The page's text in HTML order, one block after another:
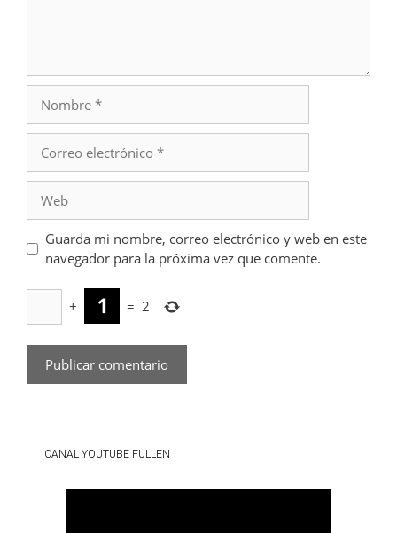
electrónico
Guarda mi nombre, correo electrónico y web en este
navegador para la próxima vez que comente.
+ = 2
CANAL YOUTUBE FULLEN